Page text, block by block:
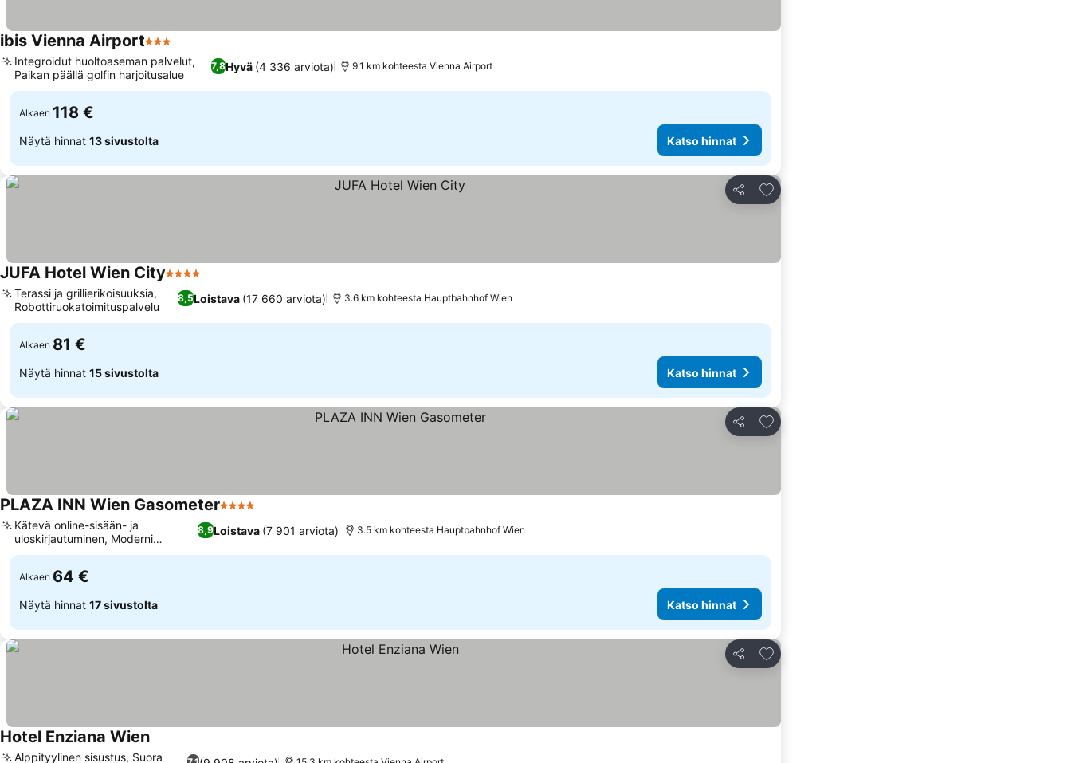
ibis Vienna Airport3 Tähtiluokitus
7,8Hyvä (4 336 arviota)
Integroidut huoltoaseman palvelut,
Paikan päällä golfin harjoitusalue
9.1 km kohteesta Vienna Airport
Alkaen 118 €
Näytä hinnat 13 sivustolta Katso hinnat
Jaa
Lisää suosikkeihin
JUFA Hotel Wien City4 Tähtiluokitus
8,5Loistava (17 660 arviota)
Terassi ja grillierikoisuuksia,
Robottiruokatoimituspalvelu
3.6 km kohteesta Hauptbahnhof Wien
Alkaen 81 €
Näytä hinnat 15 sivustolta Katso hinnat
Jaa
Lisää suosikkeihin
PLAZA INN Wien Gasometer4 Tähtiluokitus
8,9Loistava (7 901 arviota)
Kätevä online-sisään- ja
uloskirjautuminen, Moderni
kuntokeskus
3.5 km kohteesta Hauptbahnhof Wien
Alkaen 64 €
Näytä hinnat 17 sivustolta Katso hinnat
Jaa
Lisää suosikkeihin
Hotel Enziana Wien
Alppityylinen sisustus, Suora